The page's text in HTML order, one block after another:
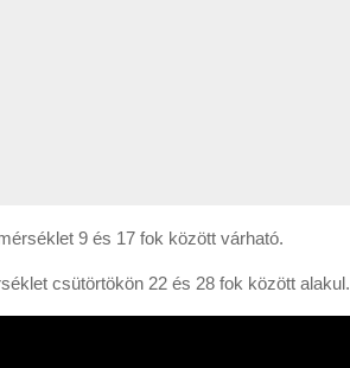
9 és 17 fok között várható.
csütörtökön 22 és 28 fok között alakul.